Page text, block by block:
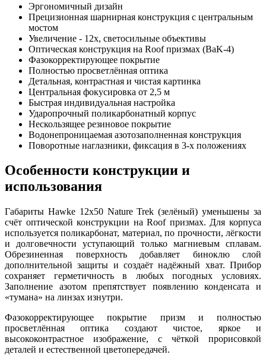
Эргономичный дизайн
Прецизионная шарнирная конструкция с центральным
мостом
Увеличение - 12х, светосильные объективы
Оптическая конструкция на Roof призмах (BaK-4)
Фазокорректирующее покрытие
Полностью просветлённая оптика
Детальная, контрастная и чистая картинка
Центральная фокусировка от 2,5 м
Быстрая индивидуальная настройка
Ударопрочный поликарбонатный корпус
Нескользящее резиновое покрытие
Водонепроницаемая азотозаполненная конструкция
Поворотные наглазники, фиксация в 3-х положениях
Особенности конструкции и
использования
Габариты Hawke 12x50 Nature Trek (зелёный) уменьшены за
счёт оптической конструкции на Roof призмах. Для корпуса
используется поликарбонат, материал, по прочности, лёгкости
и долговечности уступающий только магниевым сплавам.
Обрезиненная поверхность добавляет биноклю слой
дополнительной защиты и создаёт надёжный хват. Прибор
сохраняет герметичность в любых погодных условиях.
Заполнение азотом препятствует появлению конденсата и
«тумана» на линзах изнутри.
Фазокорректирующее покрытие призм и полностью
просветлённая оптика создают чистое, яркое и
высококонтрастное изображение, с чёткой прорисовкой
деталей и естественной цветопередачей.